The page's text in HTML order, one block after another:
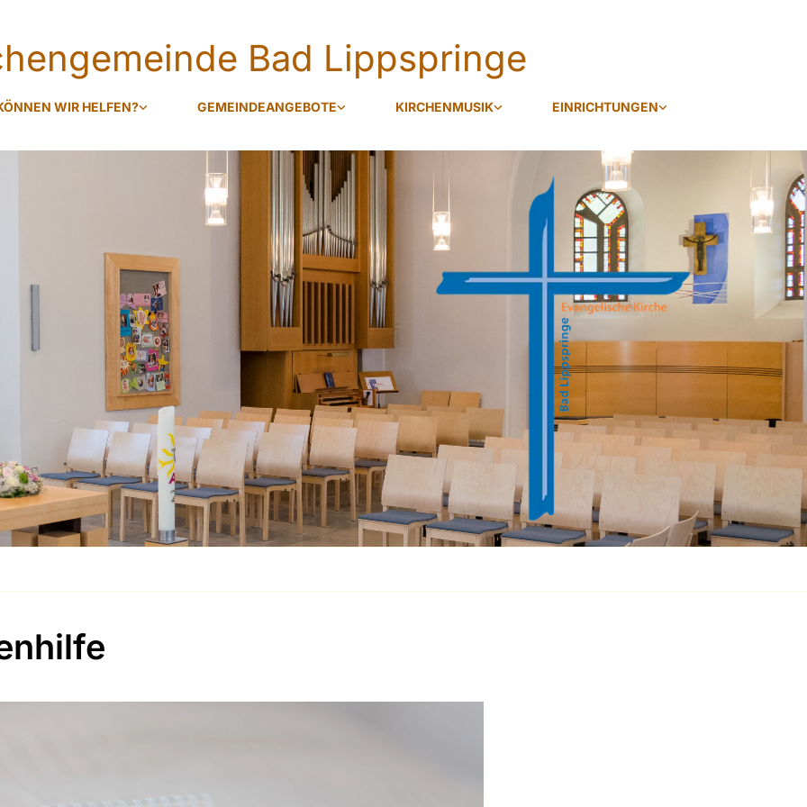
Bad Lippspringe
WIR HELFEN? GEMEINDEANGEBOTE KIRCHENMUSIK EINRICHTUNGEN